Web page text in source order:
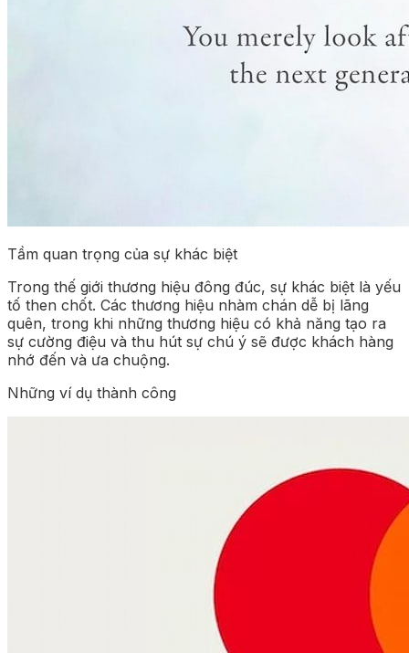
Tầm quan trọng của sự khác biệt
Trong thế giới thương hiệu đông đúc, sự khác biệt là yếu
tố then chốt. Các thương hiệu nhàm chán dễ bị lãng
quên, trong khi những thương hiệu có khả năng tạo ra
sự cường điệu và thu hút sự chú ý sẽ được khách hàng
nhớ đến và ưa chuộng.
Những ví dụ thành công